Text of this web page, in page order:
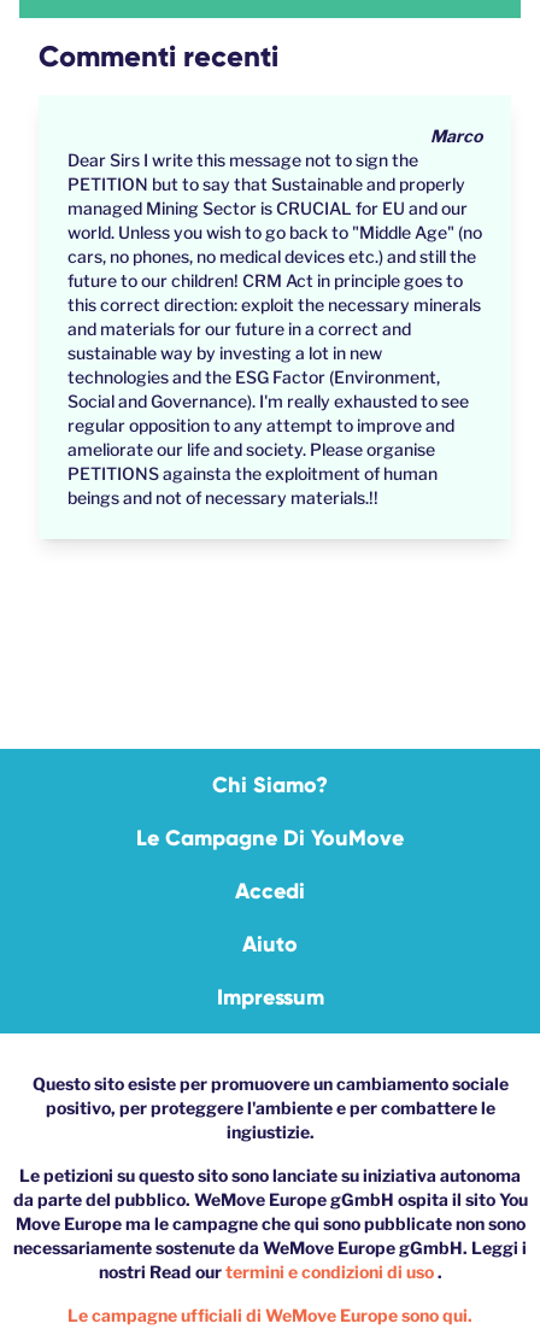
Commenti recenti
Marco
Dear Sirs I write this message not to sign the
PETITION but to say that Sustainable and properly
managed Mining Sector is CRUCIAL for EU and our
world. Unless you wish to go back to "Middle Age" (no
cars, no phones, no medical devices etc.) and still the
future to our children! CRM Act in principle goes to
this correct direction: exploit the necessary minerals
and materials for our future in a correct and
sustainable way by investing a lot in new
technologies and the ESG Factor (Environment,
Social and Governance). I'm really exhausted to see
regular opposition to any attempt to improve and
ameliorate our life and society. Please organise
PETITIONS againsta the exploitment of human
beings and not of necessary materials.!!
Chi Siamo?
Le Campagne Di YouMove
Accedi
Aiuto
Impressum
Questo sito esiste per promuovere un cambiamento sociale
positivo, per proteggere l'ambiente e per combattere le
ingiustizie.
Le petizioni su questo sito sono lanciate su iniziativa autonoma
da parte del pubblico. WeMove Europe gGmbH ospita il sito You
Move Europe ma le campagne che qui sono pubblicate non sono
necessariamente sostenute da WeMove Europe gGmbH. Leggi i
nostri Read ourtermini e condizioni di uso.
Le campagne ufficiali di WeMove Europe sono qui.